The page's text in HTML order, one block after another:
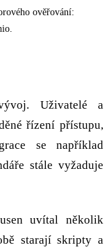
ověřování:
Uživatelé a
řízení přístupu,
se například
stále vyžaduje
uvítal několik
starají skripty a